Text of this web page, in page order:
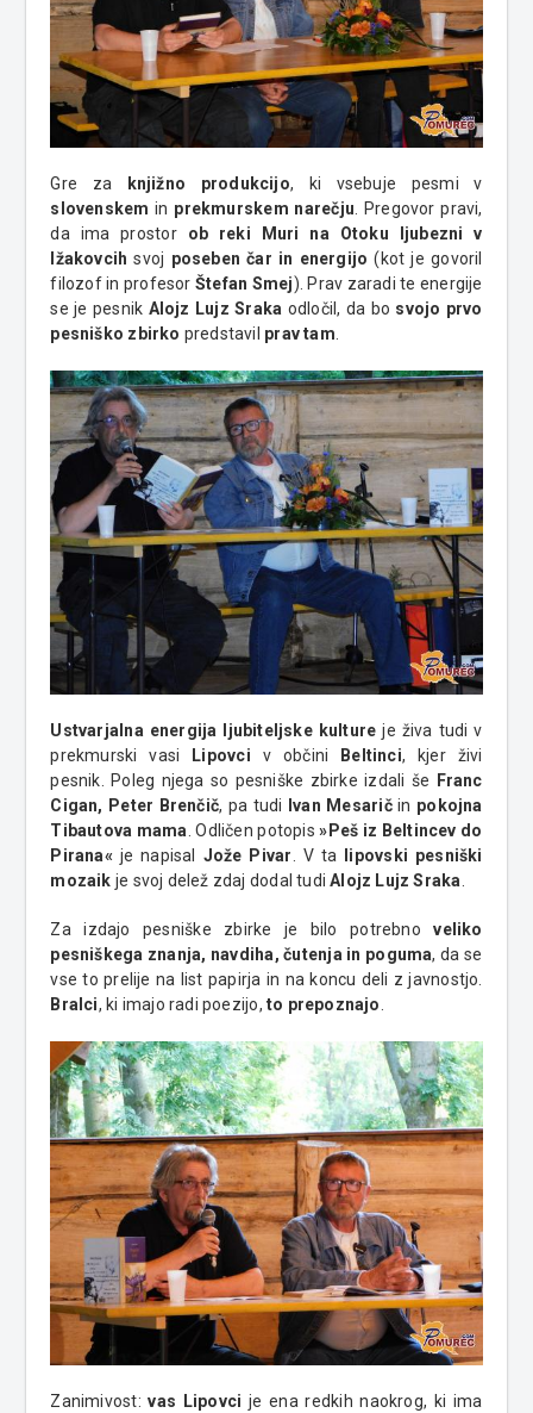
Gre za knjižno produkcijo, ki vsebuje pesmi v
slovenskem in prekmurskem narečju. Pregovor pravi,
da ima prostor ob reki Muri na Otoku ljubezni v
Ižakovcih svoj poseben čar in energijo (kot je govoril
filozof in profesorŠtefan Smej). Prav zaradi te energije
se je pesnik Alojz Lujz Sraka odločil, da bo svojo prvo
pesniško zbirko predstavil prav tam.
Ustvarjalna energija ljubiteljske kulture je živa tudi v
prekmurski vasi
Lipovci v občini Beltinci, kjer živi
pesnik. Poleg njega so pesniške zbirke izdali še
Franc
Cigan, Peter Brenčič, pa tudi Ivan Mesaričin pokojna
Tibautova mama . Odličen potopis»Peš iz Beltincev do
Pirana«je napisal Jože Pivar . V ta
lipovski pesniški
mozaik je svoj delež zdaj dodal tudiAlojz Lujz Sraka
Za izdajo pesniške zbirke je bilo potrebnoveliko
pesniškega znanja, navdiha, čutenja in poguma, da se
vse to prelije na list papirja in na koncu deli z javnostjo.
Bralci, ki imajo radi poezijo, to prepoznajo
Zanimivost:vas Lipovci je ena redkih naokrog, ki ima